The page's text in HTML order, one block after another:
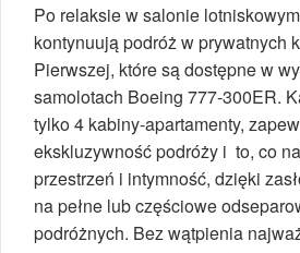
Po relaksie w salonie
kontynuują podróż w prywatnych
Pierwszej, które są dostępne w
samolotach Boeing 777-300ER.
tylko 4 kabiny-apartamenty,
ekskluzywność podróży i to, co
przestrzeń i intymność, dzięki
na pełne lub częściowe
podróżnych. Bez wątpienia